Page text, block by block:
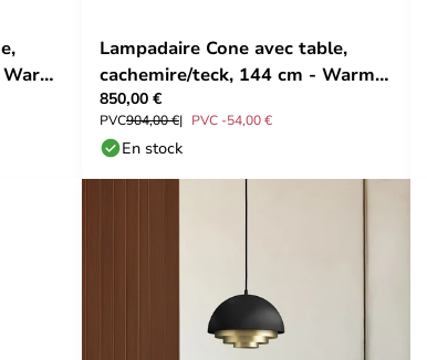
Lampadaire Cone avec table,
cachemire/teck, 144 cm - Warm
Nordic
850,00 €
PVC904,00 € PVC -54,00 €
En stock